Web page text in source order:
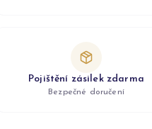
Pojištění zásilek zdarma
Bezpečné doručení